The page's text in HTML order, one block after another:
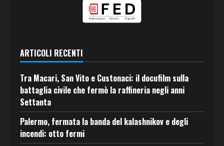
ARTICOLI RECENTI
Tra Macari, San Vito e Custonaci: il docufilm sulla
battaglia civile che fermò la raffineria negli anni
Settanta
Palermo, fermata la banda del kalashnikov e degli
incendi: otto fermi